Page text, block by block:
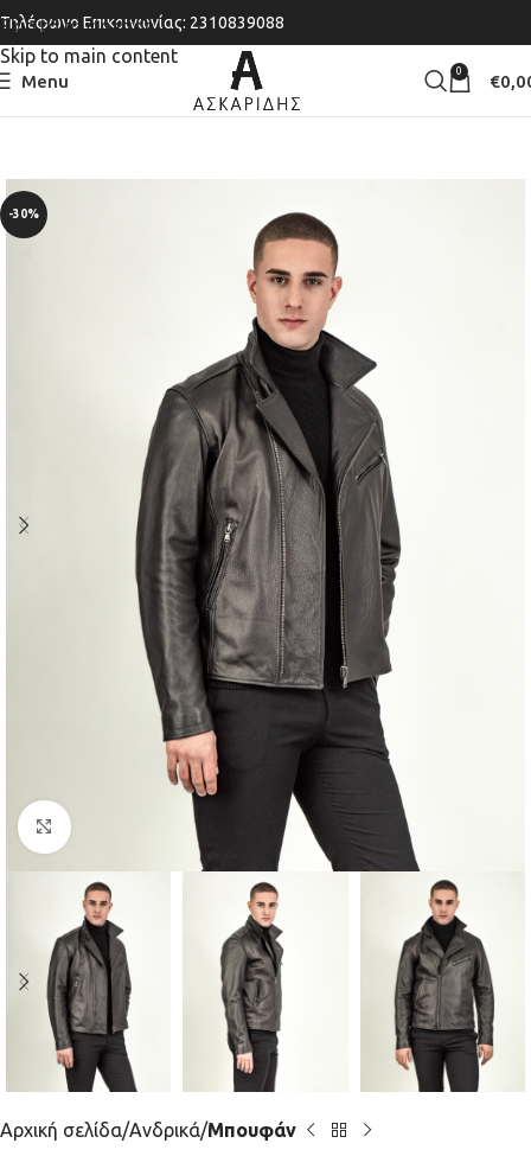
Skip to navigation
Skip to main content
Τηλέφωνο Επικοινωνίας: 2310839088
Menu 0 €
-30%
Προβολή
Αρχική σελίδα Ανδρικά Μπουφάν